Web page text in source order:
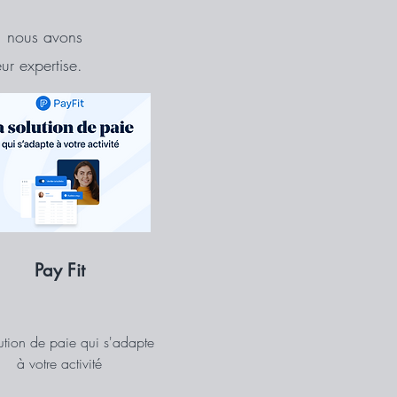
avons
expertise.
Pay Fit
de paie qui s'adapte
à votre activité